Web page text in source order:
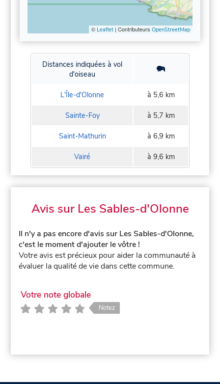
© Leaflet| Contributeurs OpenStreetMap
Distances indiquées à vol
d'oiseau
L'Île-d'Olonne à 5,6 km
Sainte-Foy à 5,7 km
Saint-Mathurin à 6,9 km
Vairé à 9,6 km
Avis sur Les Sables-d'Olonne
Il n'y a pas encore d'avis sur Les Sables-d'Olonne,
c'est le moment d'ajouter le vôtre !
Votre avis est précieux pour aider la communauté à
évaluer la qualité de vie dans cette commune.
Votre note globale
Notez